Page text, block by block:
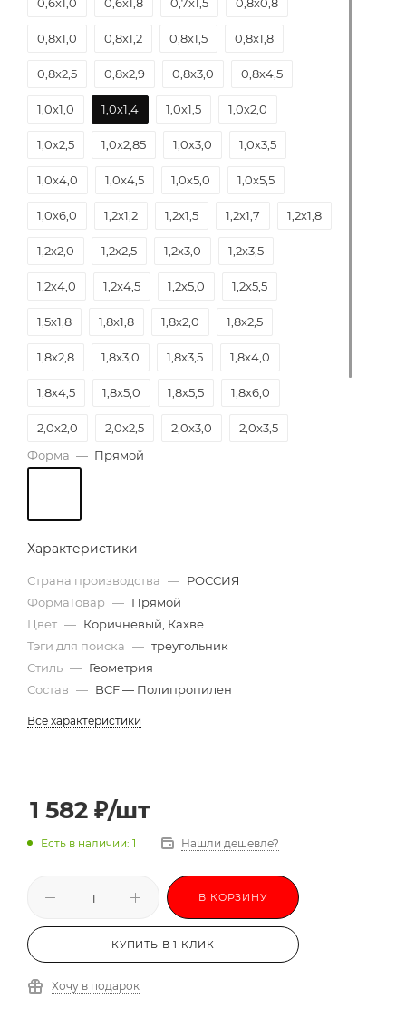
0,8х1,0 0,8х1,2 0,8х1,5 0,8х1,8
0,8х2,5 0,8х2,9 0,8х3,0 0,8х4,5
1,0х1,0 1,0х1,4 1,0х1,5 1,0х2,0
1,0х2,5 1,0х2,85 1,0х3,0 1,0х3,5
1,0х4,0 1,0х4,5 1,0х5,0 1,0х5,5
1,0х6,0 1,2х1,2 1,2х1,5 1,2х1,7 1,2х1,8
1,2х2,0 1,2х2,5 1,2х3,0 1,2х3,5
1,2х4,0 1,2х4,5 1,2х5,0 1,2х5,5
1,5х1,8 1,8х1,8 1,8х2,0 1,8х2,5
1,8х2,8 1,8х3,0 1,8х3,5 1,8х4,0
1,8х4,5 1,8х5,0 1,8х5,5 1,8х6,0
2,0х2,0 2,0х2,5 2,0х3,0 2,0х3,5
2,0х4,0 2,0х4,5
Форма — Прямой
Характеристики
Страна производства — РОССИЯ
ФормаТовар — Прямой
Цвет — Коричневый, Кахве
Тэги для поиска — треугольник
Стиль — Геометрия
Состав — BCF — Полипропилен
Все характеристики
1 582 ₽/шт
Есть в наличии: 1 Нашли дешевле?
В КОРЗИНУ
КУПИТЬ В 1 КЛИК
Хочу в подарок